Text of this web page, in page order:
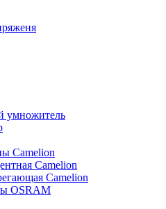
умножитель
Camelion
Сamelion
Сamelion
OSRAM